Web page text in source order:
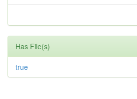
Has File(s)
true